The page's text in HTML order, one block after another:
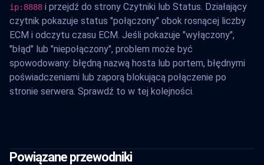
ip:8888 i przejdź do strony Czytniki lub Status. Działający
czytnik pokazuje status "połączony" obok rosnącej liczby
ECM i odczytu czasu ECM. Jeśli pokazuje "wyłączony",
"błąd" lub "niepołączony", problem może być
spowodowany: błędną nazwą hosta lub portem, błędnymi
poświadczeniami lub zaporą blokującą połączenie po
stronie serwera. Sprawdź to w tej kolejności.
Powiązane przewodniki